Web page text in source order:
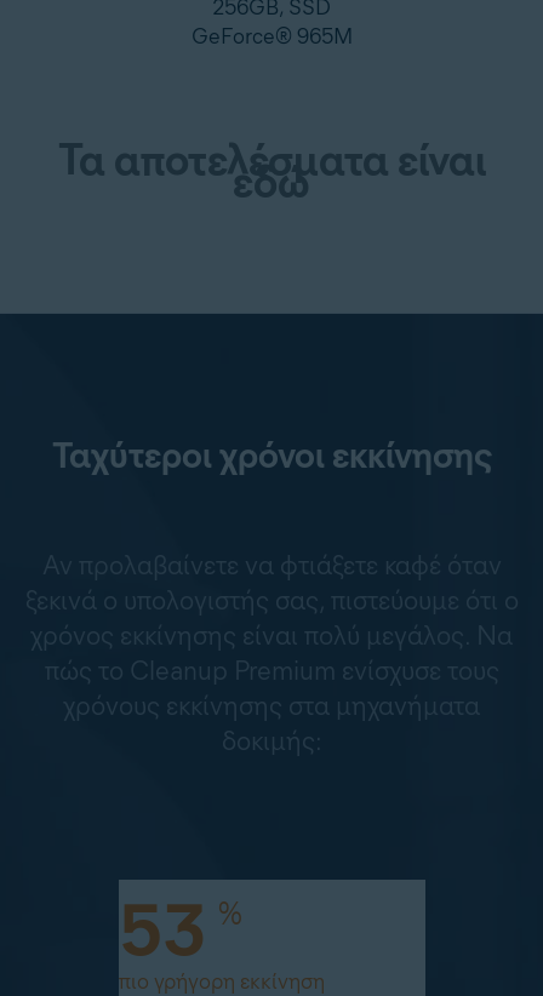
256GB, SSD
GeForce® 965M
Τα αποτελέσματα είναι
εδώ
Ταχύτεροι χρόνοι εκκίνησης
Αν προλαβαίνετε να φτιάξετε καφέ όταν
ξεκινά ο υπολογιστής σας, πιστεύουμε ότι ο
χρόνος εκκίνησης είναι πολύ μεγάλος. Να
πώς το Cleanup Premium ενίσχυσε τους
χρόνους εκκίνησης στα μηχανήματα
δοκιμής:
53 %
πιο γρήγορη εκκίνηση